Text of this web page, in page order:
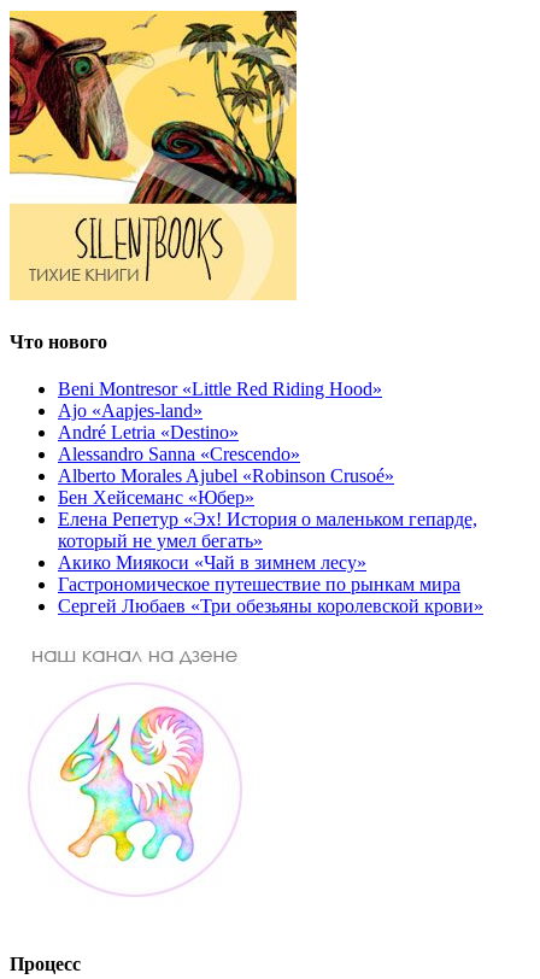
Что нового
Beni Montresor «Little Red Riding Hood»
Ajo «Aapjes-land»
André Letria «Destino»
Alessandro Sanna «Crescendo»
Alberto Morales Ajubel «Robinson Crusoé»
Бен Хейсеманс «Юбер»
Елена Репетур «Эх! История о маленьком гепарде,
который не умел бегать»
Акико Миякоси «Чай в зимнем лесу»
Гастрономическое путешествие по рынкам мира
Сергей Любаев «Три обезьяны королевской крови»
Процесс